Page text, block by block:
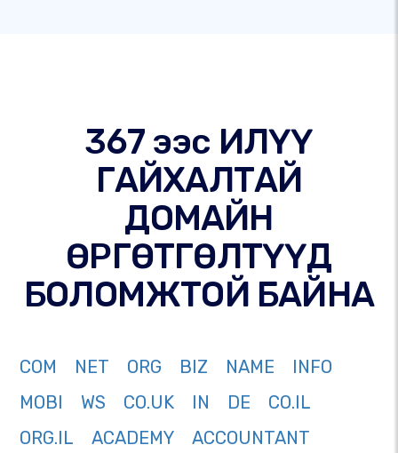
367 ээс ИЛҮҮ
ГАЙХАЛТАЙ
ДОМАЙН
ӨРГӨТГӨЛТҮҮД
БОЛОМЖТОЙ БАЙНА
COM NET ORG BIZ NAME
INFO
MOBI
WS CO.UK IN DE
CO.IL
ORG.IL
ACADEMY
ACCOUNTANT